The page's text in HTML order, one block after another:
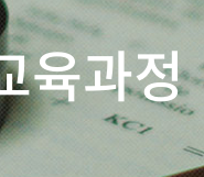
육과정